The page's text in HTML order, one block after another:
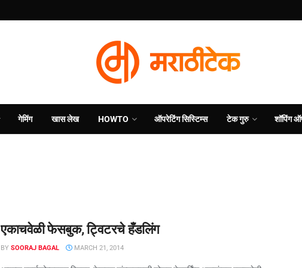
गेमिंग खास लेख HOWTO ऑपरेटिंग सिस्टिम्स टेक गुरु शॉपिंग
एकाचवेळी फेसबुक, ट्विटरचे हँडलिंग
BY SOORAJ BAGAL MARCH 21, 2014